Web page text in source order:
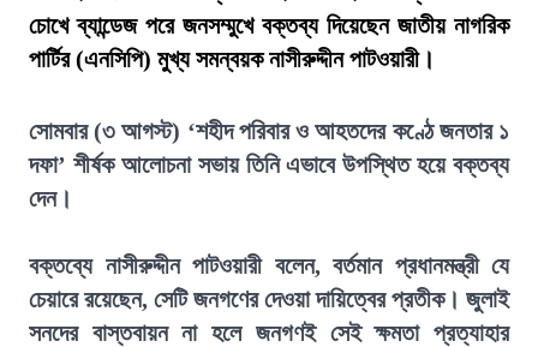
চোখে ব্যান্ডেজ পরে জনসম্মুখে বক্তব্য দিয়েছেন জাতীয় নাগরিক
পার্টির (এনসিপি) মুখ্য সমন্বয়ক নাসীরুদ্দীন পাটওয়ারী।
সোমবার (৩ আগস্ট) ‘শহীদ পরিবার ও আহতদের কণ্ঠে জনতার ১
দফা’ শীর্ষক আলোচনা সভায় তিনি এভাবে উপস্থিত হয়ে বক্তব্য
দেন।
বক্তব্যে নাসীরুদ্দীন পাটওয়ারী বলেন, বর্তমান প্রধানমন্ত্রী যে
চেয়ারে রয়েছেন, সেটি জনগণের দেওয়া দায়িত্বের প্রতীক। জুলাই
সনদের বাস্তবায়ন না হলে জনগণই সেই ক্ষমতা প্রত্যাহার